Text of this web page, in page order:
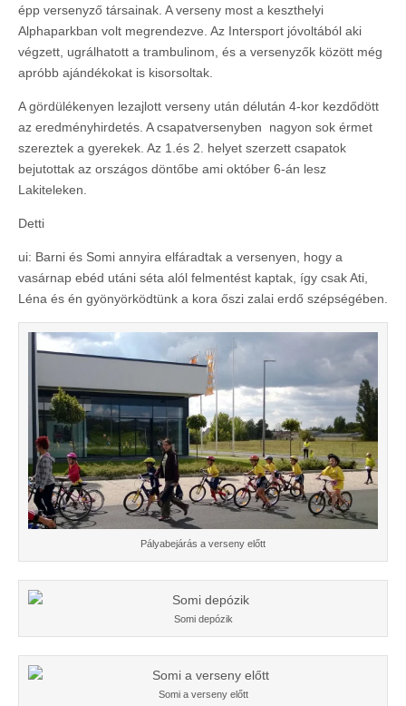
épp versenyző társainak. A verseny most a keszthelyi
Alphaparkban volt megrendezve. Az Intersport jóvoltából aki
végzett, ugrálhatott a trambulinom, és a versenyzők között még
apróbb ajándékokat is kisorsoltak.
A gördülékenyen lezajlott verseny után délután 4-kor kezdődött
az eredményhirdetés. A csapatversenyben nagyon sok érmet
szereztek a gyerekek. Az 1.és 2. helyet szerzett csapatok
bejutottak az országos döntőbe ami október 6-án lesz
Lakiteleken.
Detti
ui: Barni és Somi annyira elfáradtak a versenyen, hogy a
vasárnap ebéd utáni séta alól felmentést kaptak, így csak Ati,
Léna és én gyönyörködtünk a kora őszi zalai erdő szépségében.
Pályabejárás a verseny előtt
Somi depózik
Somi a verseny előtt